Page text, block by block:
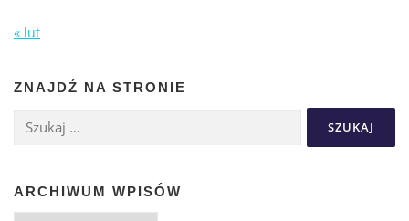
« lut
ZNAJDŹ NA STRONIE
ARCHIWUM WPISÓW